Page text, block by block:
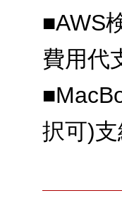
■AWS
費用代
択可)